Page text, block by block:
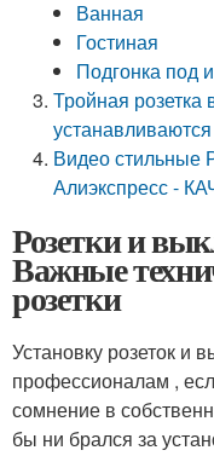
Ванная
Гостиная
Подгонка под
Тройная розетка
Видео
Алиэкспресс -
Розетки и
Важные
розетки
Установку розеток и
профессионалам ,
сомнение в
бы ни брался за